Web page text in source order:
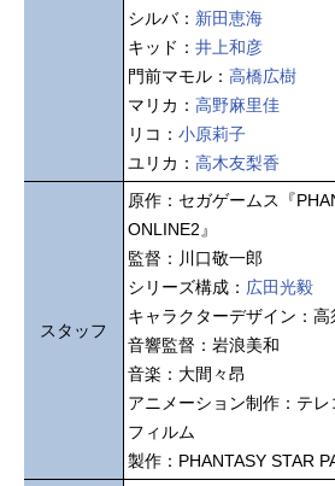
シルバ： 新田恵海
キッド： 井上和彦
門前マモル： 高橋広樹
マリカ： 高野麻里佳
リコ： 小原莉子
ユリカ： 高木友梨香
スタッフ
原作：セガゲームス『
ONLINE2』
監督：川口敬一郎
シリーズ構成： 広田光毅
キャラクターデザイン：高
音響監督：岩浪美和
音楽：大間々昂
アニメーション制作：テ
フィルム
製作：PHANTASY STAR